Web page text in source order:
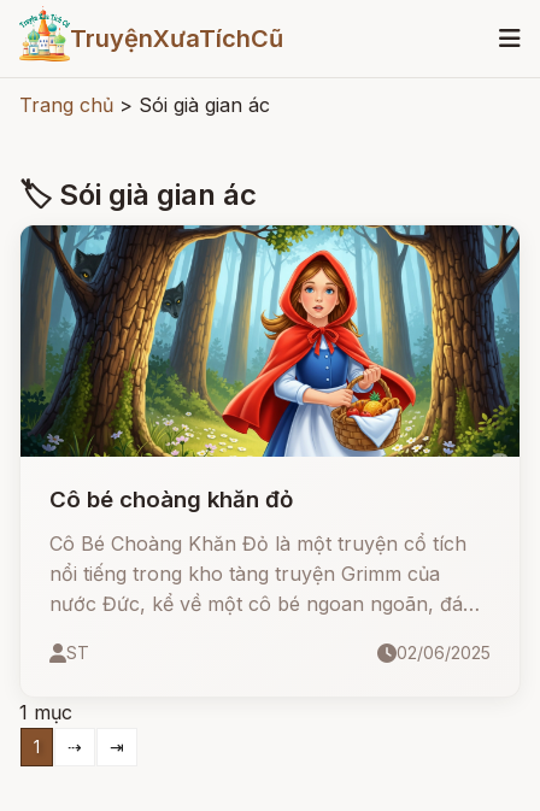
TruyệnXưaTíchCũ
Trang chủ > Sói già gian ác
🏷 Sói già gian ác
Cô bé choàng khăn đỏ
Cô Bé Choàng Khăn Đỏ là một truyện cổ tích
nổi tiếng trong kho tàng truyện Grimm của
nước Đức, kể về một cô bé ngoan ngoãn, đáng
với chó sói gian ác. Câu chuyện không chỉ hấp
nghe lời người lớn.
ST 02/06/2025
1 mục
1 ⇢ ⇥